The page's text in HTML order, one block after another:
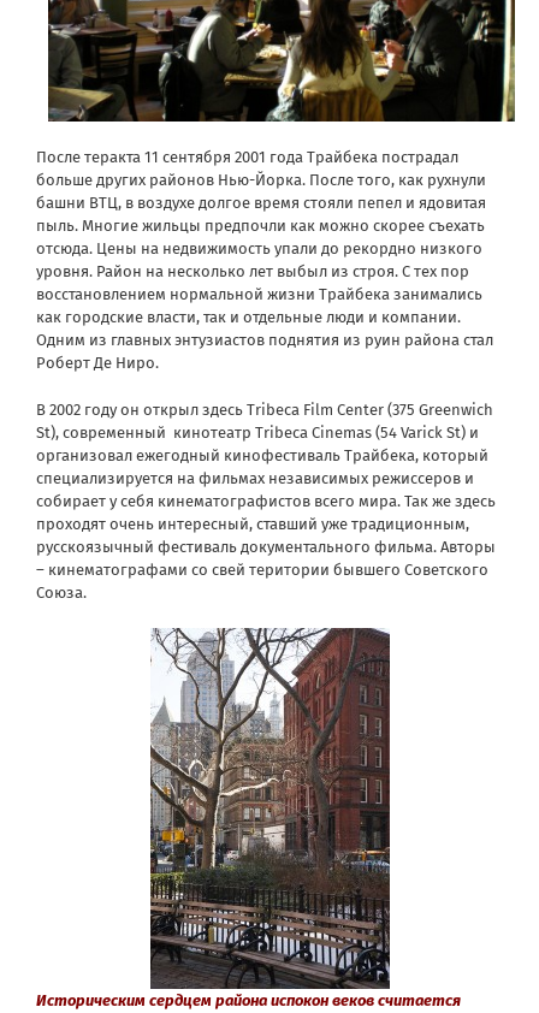
После теракта 11 сентября 2001 года Трайбека пострадал
больше других районов Нью-Йорка. После того, как рухнули
башни ВТЦ, в воздухе долгое время стояли пепел и ядовитая
пыль. Многие жильцы предпочли как можно скорее съехать
отсюда. Цены на недвижимость упали до рекордно низкого
уровня. Район на несколько лет выбыл из строя. С тех пор
восстановлением нормальной жизни Трайбека занимались
как городские власти, так и отдельные люди и компании.
Одним из главных энтузиастов поднятия из руин района стал
Роберт Де Ниро.
В 2002 году он открыл здесь Tribeca Film Center (375 Greenwich
St), современный кинотеатр Tribeca Cinemas (54 Varick St) и
организовал ежегодный кинофестиваль Трайбека, который
специализируется на фильмах независимых режиссеров и
собирает у себя кинематографистов всего мира. Так же здесь
проходят очень интересный, ставший уже традиционным,
русскоязычный фестиваль документального фильма. Авторы
– кинематографами со свей територии бывшего Советского
Союза.
Историческим сердцем района испокон веков считается